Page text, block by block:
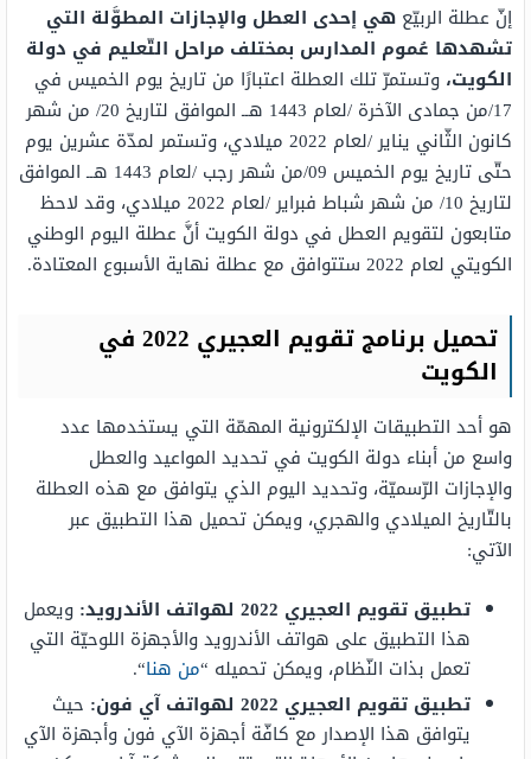
إنّ عطلة الربيّع هي إحدى العطل والإجازات المطوَّلة التي
تشهدها عُموم المدارس بمختلف مراحل التّعليم في دولة
الكويت، وتستمرّ تلك العطلة اعتبارًا من تاريخ يوم الخميس في
17/من جمادى الآخرة /لعام 1443 هــ الموافق لتاريخ 20/ من شهر
كانون الثّاني يناير /لعام 2022 ميلادي، وتستمر لمدّة عشرين يوم
حتّى تاريخ يوم الخميس 09/من شهر رجب /لعام 1443 هــ الموافق
لتاريخ 10/ من شهر شباط فبراير /لعام 2022 ميلادي، وقد لاحظ
متابعون لتقويم العطل في دولة الكويت أنَّ عطلة اليوم الوطني
الكويتي لعام 2022 ستتوافق مع عطلة نهاية الأسبوع المعتادة.
تحميل برنامج تقويم العجيري 2022 في
الكويت
هو أحد التطبيقات الإلكترونية المهمّة التي يستخدمها عدد
واسع من أبناء دولة الكويت في تحديد المواعيد والعطل
والإجازات الرّسميّة، وتحديد اليوم الذي يتوافق مع هذه العطلة
بالتّاريخ الميلادي والهجري، ويمكن تحميل هذا التطبيق عبر
الآتي:
تطبيق تقويم العجيري 2022 لهواتف الأندرويد
: ويعمل
هذا التطبيق على هواتف الأندرويد والأجهزة اللوحيّة التي
تعمل بذات النّظام، ويمكن تحميله “من هنا“.
تطبيق تقويم العجيري 2022 لهواتف آي فون
: حيث
يتوافق هذا الإصدار مع كافّة أجهزة الآي فون وأجهزة الآي